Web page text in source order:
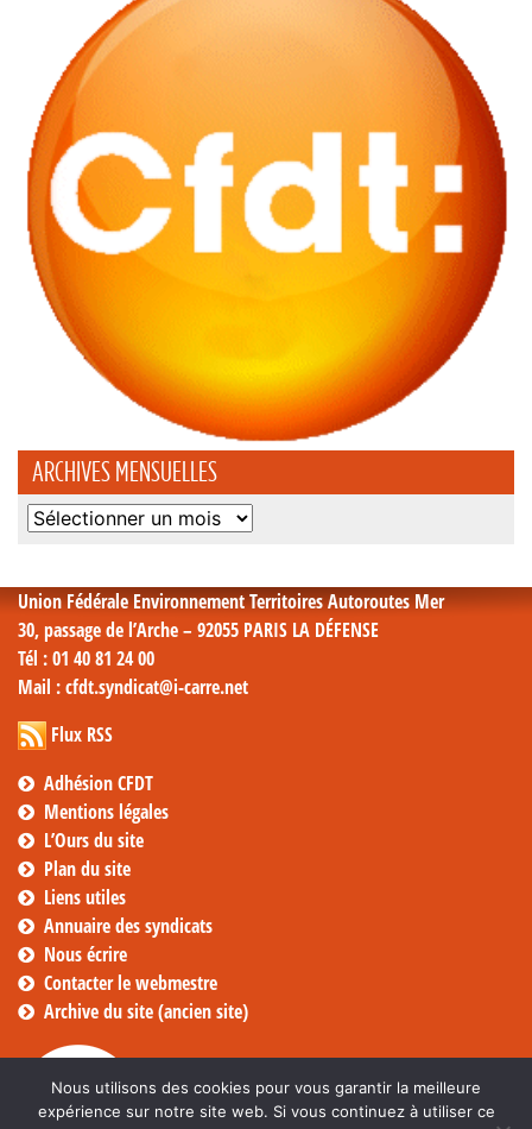
ARCHIVES MENSUELLES
Archives
Union Fédérale Environnement Territoires Autoroutes Mer
30, passage de l’Arche – 92055 PARIS LA DÉFENSE
Tél : 01 40 81 24 00
Mail : cfdt.syndicat@i-carre.net
Flux RSS
Adhésion CFDT
Mentions légales
L’Ours du site
Plan du site
Liens utiles
Annuaire des syndicats
Nous écrire
Contacter le webmestre
Archive du site (ancien site)
Nous utilisons des cookies pour vous garantir la meilleure
expérience sur notre site web. Si vous continuez à utiliser ce